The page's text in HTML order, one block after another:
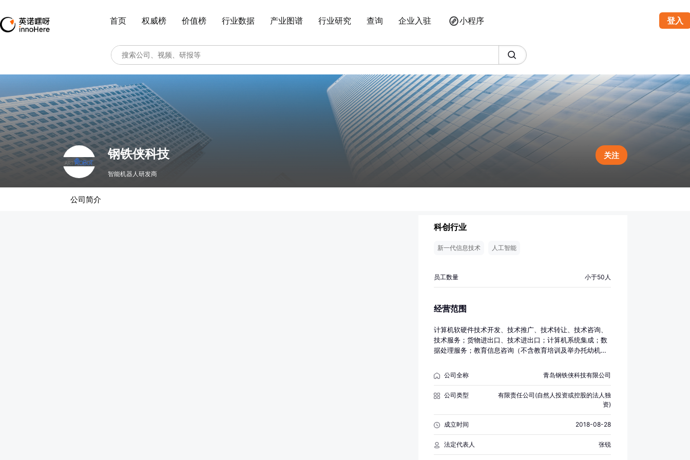
首页 权威榜 价值榜 行业数据 产业图谱 行业研究 查询 企业入驻 小程序 登入
钢铁侠科技
智能机器人研发商
关注
公司简介
科创行业
新一代信息技术 人工智能
员工数量 小于50人
经营范围
计算机软硬件技术开发、技术推广、技术转让、技术咨询、
技术服务；货物进出口、技术进出口；计算机系统集成；数
据处理服务；教育信息咨询（不含教育培训及举办托幼机
装；销售：计算机软件及辅助设备、电子产品、机械设备、
文化用品、日用品。经营其它无需行政审批即可经营的一般
经营项目。（依法须经批准的项目，经相关部门批准后方可
开展经营活动）
公司全称 青岛钢铁侠科技有限公司
公司类型
有限责任公司(自然人投资或控股的法人独
资)
成立时间 2018-08-28
法定代表人 张锐